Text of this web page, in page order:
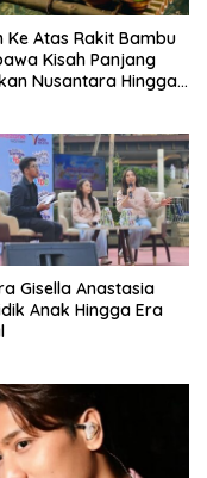
Ke Atas Rakit Bambu
Kisah Panjang
Nusantara Hingga
Gisella Anastasia
Anak Hingga Era